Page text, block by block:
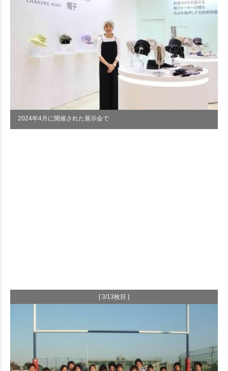
2024年4月に開催された展示会で
[ 3/13枚目 ]